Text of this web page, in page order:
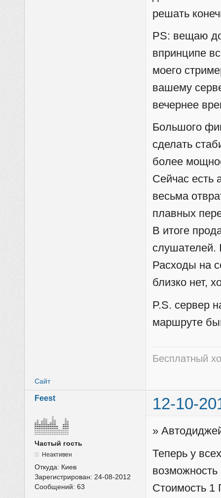
решать
PS: вещаю
впринципе
моего
вашему
вечернее
Большого
сделать
более
Сейчас есть
весьма
плавных
В итоге
слушателей.
Расходы на
близко нет,
P.S. сервер
маршруте
Бесплатный
Сайт
Feest 12-10-
Частый гость
Неактивен
Откуда: Киев
Зарегистрирован: 24-08-2012
Сообщений:63
»
Теперь у
возможность
Стоимость 1